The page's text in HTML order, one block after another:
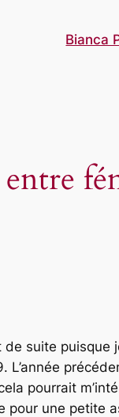
Bianca
suite puisque
pourrait
pour une petite